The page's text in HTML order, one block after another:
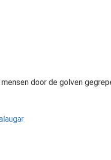
door de golven